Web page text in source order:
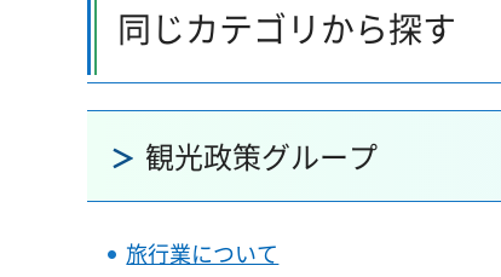
同じカテゴリから探す
観光政策グループ
旅行業について